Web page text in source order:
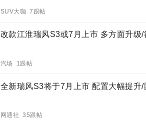
SUV大咖 7跟帖
改款江淮瑞风S3或7月上市 多方面升级/
汽场 1跟帖
全新瑞风S3将于7月上市 配置大幅提升
网通社 35跟帖